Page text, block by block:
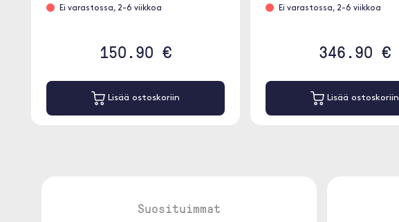
Ei varastossa, 2-6 viikkoa
150.90 €
Lisää ostoskoriin
Ei varastossa, 2-6 viikkoa
346.90 €
Lisää ostoskoriin
Suosituimmat